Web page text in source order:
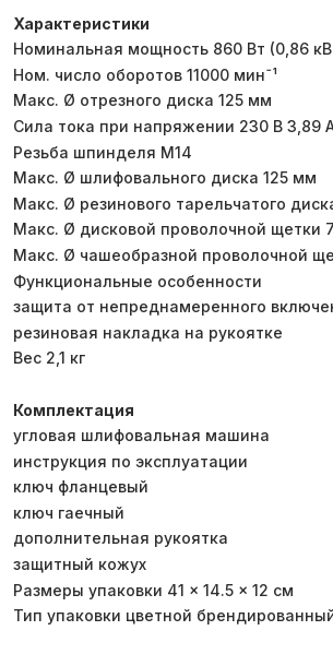
Характеристики
Номинальная мощность 860 Вт (0,86
Ном. число оборотов 11000 минˉ¹
Макс. Ø отрезного диска 125 мм
Сила тока при напряжении 230 В 3,89
Резьба шпинделя M14
Макс. Ø шлифовального диска 125 мм
Макс. Ø резинового тарельчатого
Макс. Ø дисковой проволочной щетки
Макс. Ø чашеобразной проволочной
Функциональные особенности
защита от непреднамеренного
резиновая накладка на рукоятке
Вес 2,1 кг
Комплектация
угловая шлифовальная машина
инструкция по эксплуатации
ключ фланцевый
ключ гаечный
дополнительная рукоятка
защитный кожух
Размеры упаковки 41 × 14.5 × 12 см
Тип упаковки цветной